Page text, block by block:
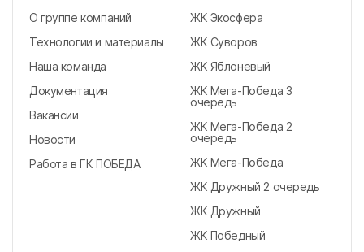
О группе компаний
Технологии и материалы
Наша команда
Документация
Вакансии
Новости
Работа в ГК ПОБЕДА
ЖК Экосфера
ЖК Суворов
ЖК Яблоневый
ЖК Мега-Победа 3
очередь
ЖК Мега-Победа 2
очередь
ЖК Мега-Победа
ЖК Дружный 2 очередь
ЖК Дружный
ЖК Победный